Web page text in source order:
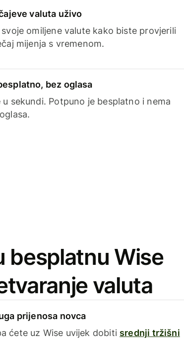
valuta uživo
omiljene valute kako biste provjerili
mijenja s vremenom.
bez oglasa
u sekundi. Potpuno je besplatno i nema
besplatnu Wise
valuta
prijenosa novca
ćete uz Wise uvijek dobiti srednji tržišni